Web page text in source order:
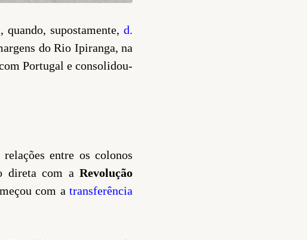
supostamente, d.
do Rio Ipiranga, na
Portugal e consolidou-
relações entre os colonos
direta com a Revolução
com atransferência